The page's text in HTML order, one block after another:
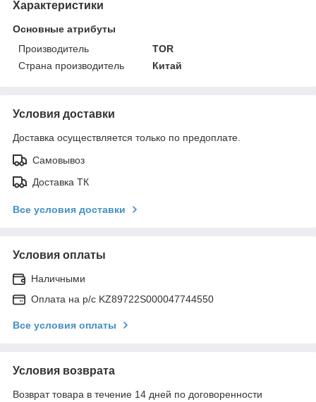
Характеристики
Основные атрибуты
Производитель
TOR
Страна производитель
Китай
Условия доставки
Доставка осуществляется только по предоплате.
Самовывоз
Доставка ТК
Все условия доставки
Условия оплаты
Наличными
Оплата на р/с KZ89722S000047744550
Все условия оплаты
Условия возврата
Возврат товара в течение 14 дней по договоренности